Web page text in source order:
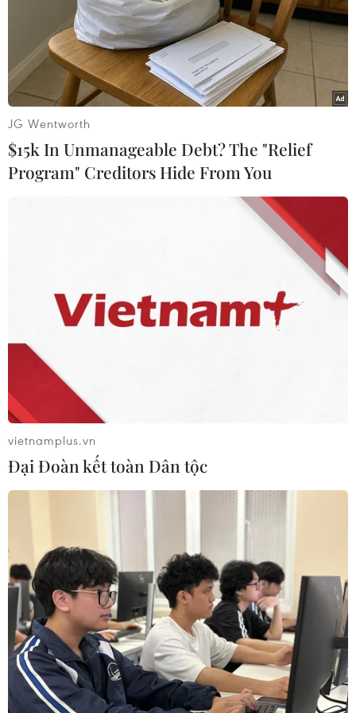
hứng. Niềm đam mê với lĩnh vực truyền thông,
giải trí, cùng với sự đồng cảm và thấu hiểu dành
cho những người có hoàn cảnh đặc biệt, là động
lực thúc đẩy Phương Anh không ngừng nỗ lực
hoàn thiện bản thân.
Tiêu Phương Anh nhận chứng chỉ Khóa đào tạo Nghiệp vụ Báo
chí Truyền thông năm 2022 (Ảnh: NVCC)
Trên hành trình ước mơ của mình, cô gái ấy vẫn
luôn cố gắng rèn luyện cả về chuyên môn lẫn
kỹ năng nghề báo.
JG Wentworth
$15k In Unmanageable Debt? The "Relief
Program" Creditors Hide From You
vietnamplus.vn
Đại Đoàn kết toàn Dân tộc